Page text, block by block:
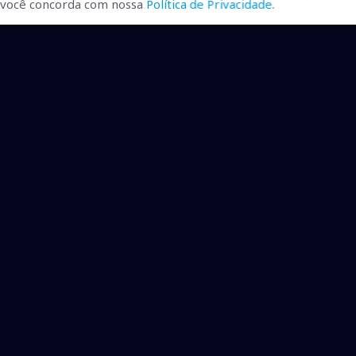
concorda com nossa Política de Privacidade.